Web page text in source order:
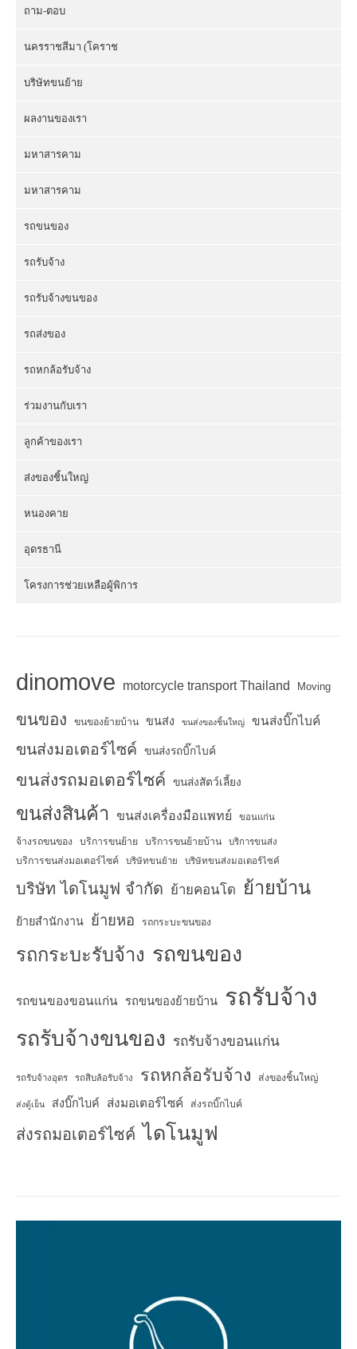
ถาม-ตอบ
นครราชสีมา (โคราช
บริษัทขนย้าย
ผลงานของเรา
มหาสารคาม
มหาสารคาม
รถขนของ
รถรับจ้าง
รถรับจ้างขนของ
รถส่งของ
รถหกล้อรับจ้าง
ร่วมงานกับเรา
ลูกค้าของเรา
ส่งของชิ้นใหญ่
หนองคาย
อุดรธานี
โครงการช่วยเหลือผู้พิการ
dinomove motorcycle transport Thailand Moving
ขนของ ขนของย้ายบ้าน ขนส่ง ขนส่งของชิ้นใหญ่ ขนส่งบิ๊กไบค์
ขนส่งมอเตอร์ไซค์ ขนส่งรถบิ๊กไบค์
ขนส่งรถมอเตอร์ไซค์ ขนส่งสัตว์เลี้ยง
ขนส่งสินค้า ขนส่งเครื่องมือแพทย์ ขอนแก่น
จ้างรถขนของ บริการขนย้าย บริการขนย้ายบ้าน บริการขนส่ง
บริการขนส่งมอเตอร์ไซค์ บริษัทขนย้าย บริษัทขนส่งมอเตอร์ไซค์
บริษัท ไดโนมูฟ จำกัด ย้ายคอนโด ย้ายบ้าน
ย้ายสำนักงาน ย้ายหอ รถกระบะขนของ
รถกระบะรับจ้าง รถขนของ
รถขนของขอนแก่น รถขนของย้ายบ้าน รถรับจ้าง
รถรับจ้างขนของ รถรับจ้างขอนแก่น
รถรับจ้างอุดร รถสิบล้อรับจ้าง รถหกล้อรับจ้าง ส่งของชิ้นใหญ่
ส่งตู้เย็น ส่งบิ๊กไบค์ ส่งมอเตอร์ไซค์ ส่งรถบิ๊กไบค์
ส่งรถมอเตอร์ไซค์ ไดโนมูฟ